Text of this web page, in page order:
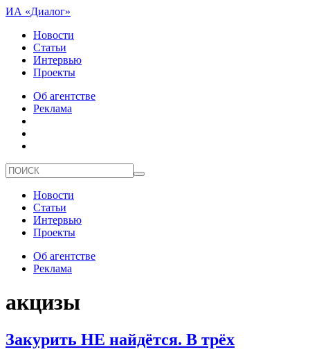
ИА «Диалог»
Новости
Статьи
Интервью
Проекты
Об агентстве
Реклама
Новости
Статьи
Интервью
Проекты
Об агентстве
Реклама
акцизы
Закурить НЕ найдётся. В трёх